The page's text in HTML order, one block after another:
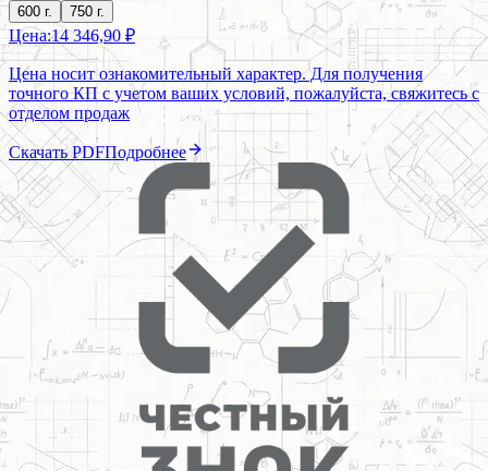
600 г. 750 г.
Цена:14 346,90 ₽
Цена носит ознакомительный характер. Для получения
точного КП с учетом ваших условий, пожалуйста, свяжитесь с
отделом продаж
Скачать PDFПодробнее